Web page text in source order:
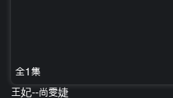
全1集
王妃--尚雯婕